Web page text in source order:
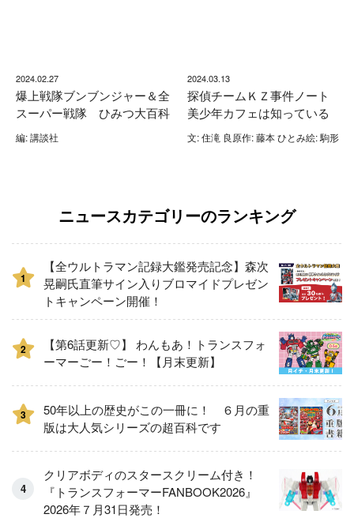
2024.02.27
爆上戦隊ブンブンジャー＆全
スーパー戦隊 ひみつ大百科
編: 講談社
2024.03.13
探偵チームＫＺ事件ノート
美少年カフェは知っている
文: 住滝 良原作: 藤本 ひとみ絵: 駒形
ニュースカテゴリーのランキング
1
【全ウルトラマン記録大鑑発売記念】森次
晃嗣氏直筆サイン入りブロマイドプレゼン
トキャンペーン開催！
2
【第6話更新♡】 わんもあ！トランスフォ
ーマーごー！ごー！【月末更新】
3
50年以上の歴史がこの一冊に！ ６月の重
版は大人気シリーズの超百科です
クリアボディのスタースクリーム付き！
『トランスフォーマーFANBOOK2026』
2026年７月31日発売！